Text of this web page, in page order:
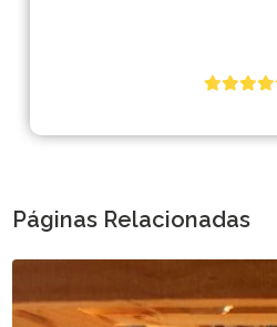
Páginas Relacionadas